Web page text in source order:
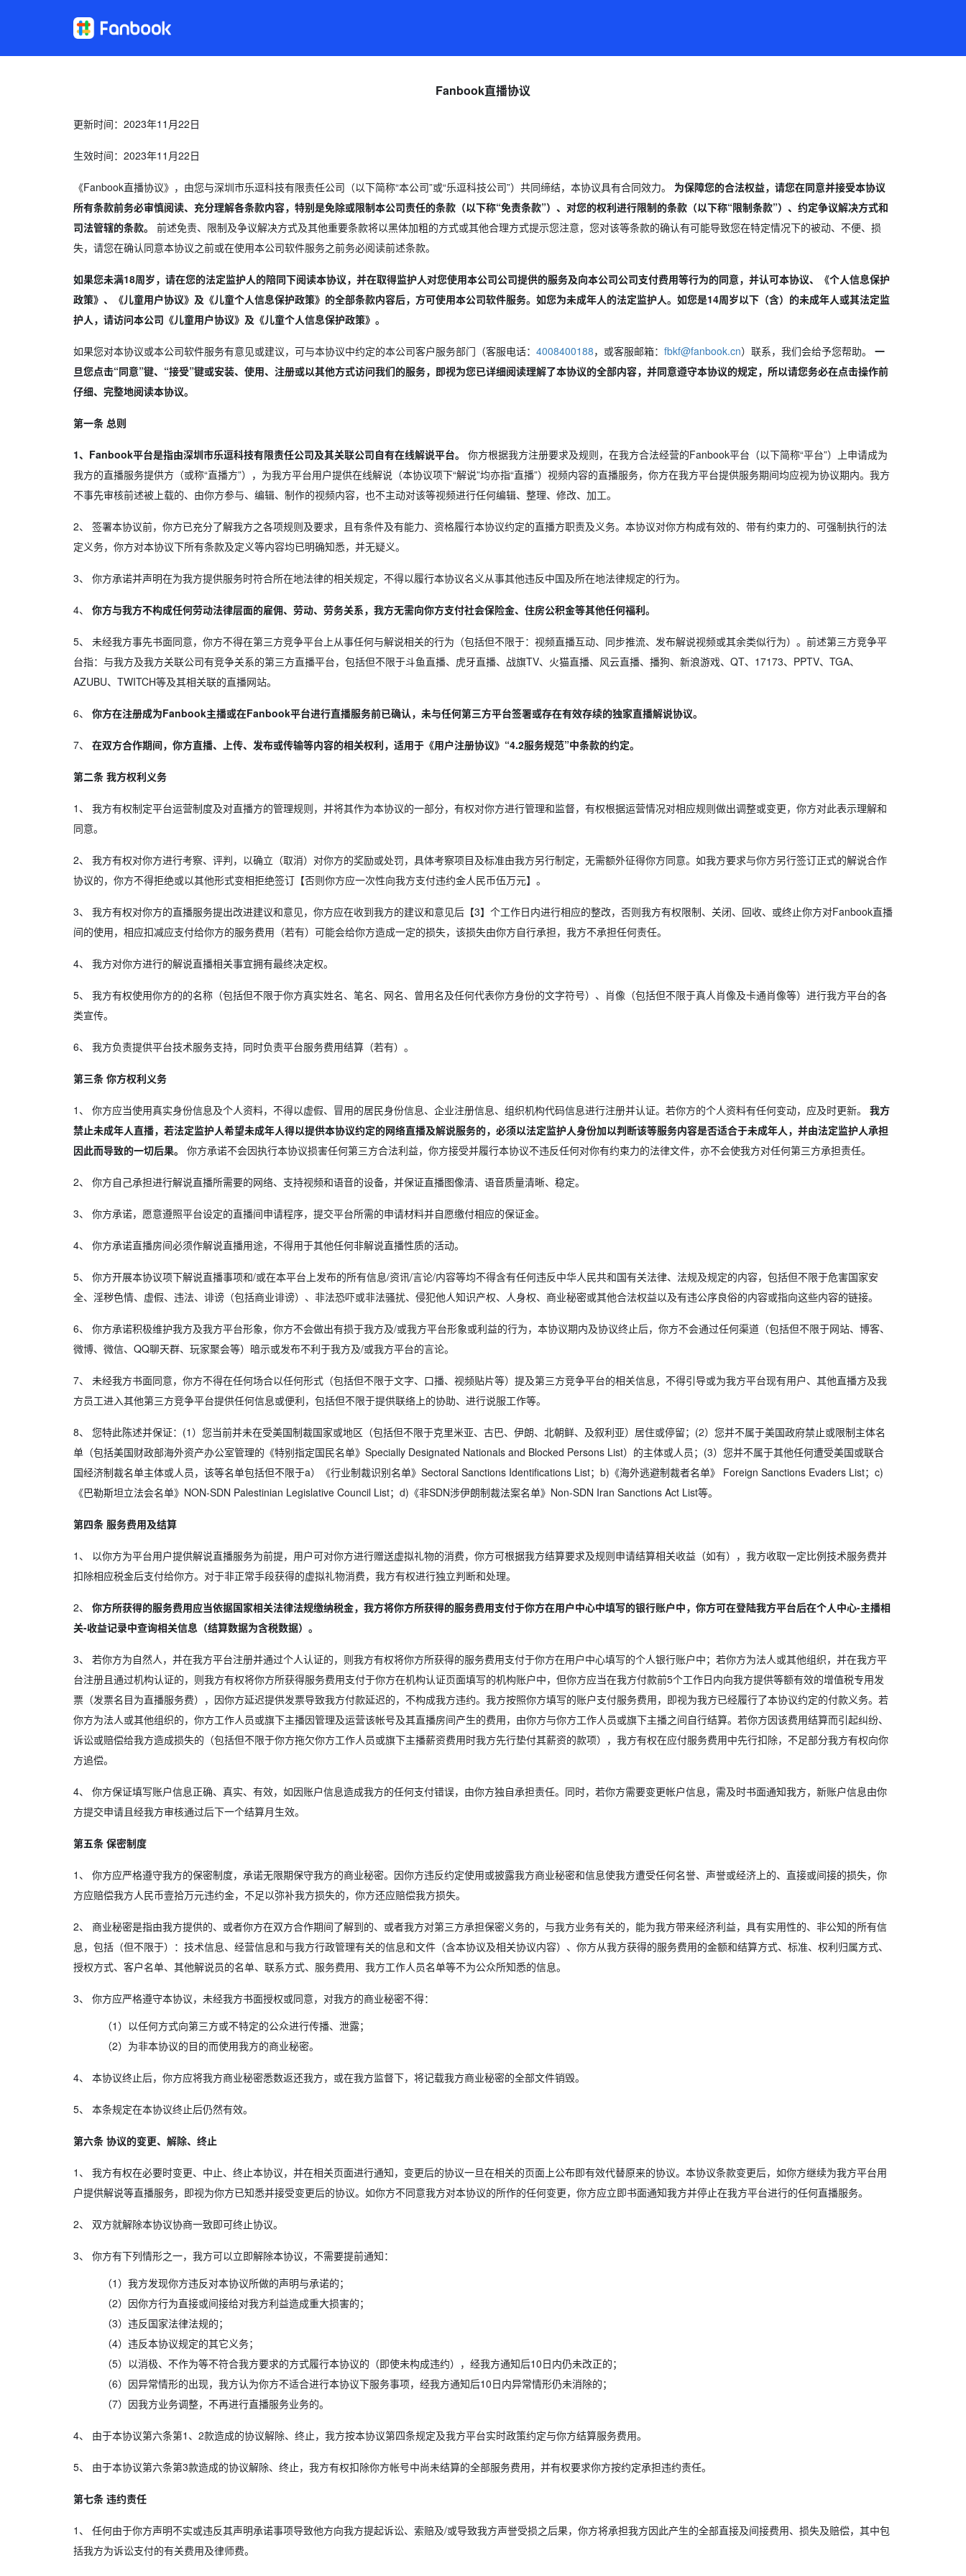
Fanbook直播协议
更新时间：2023年11月22日
生效时间：2023年11月22日
《Fanbook直播协议》，由您与深圳市乐逗科技有限责任公司（以下简称“本公司”或“乐逗科技公司”）共同缔结，本协议具有合同效力。 为保障您的合法权益，请您在同意并接受本协议
所有条款前务必审慎阅读、充分理解各条款内容，特别是免除或限制本公司责任的条款（以下称“免责条款”）、对您的权利进行限制的条款（以下称“限制条款”）、约定争议解决方式和
司法管辖的条款。
前述免责、限制及争议解决方式及其他重要条款将以黑体加粗的方式或其他合理方式提示您注意，您对该等条款的确认有可能导致您在特定情况下的被动、不便、损
失，请您在确认同意本协议之前或在使用本公司软件服务之前务必阅读前述条款。
如果您未满18周岁，请在您的法定监护人的陪同下阅读本协议，并在取得监护人对您使用本公司公司提供的服务及向本公司公司支付费用等行为的同意，并认可本协议、《个人信息保护
政策》、《儿童用户协议》及《儿童个人信息保护政策》的全部条款内容后，方可使用本公司软件服务。如您为未成年人的法定监护人。如您是14周岁以下（含）的未成年人或其法定监
护人，请访问本公司《儿童用户协议》及《儿童个人信息保护政策》。
如果您对本协议或本公司软件服务有意见或建议，可与本协议中约定的本公司客户服务部门（客服电话： 4008400188，或客服邮箱： fbkf@fanbook.cn）联系，我们会给予您帮助。 一
旦您点击“同意”键、“接受”键或安装、使用、注册或以其他方式访问我们的服务，即视为您已详细阅读理解了本协议的全部内容，并同意遵守本协议的规定，所以请您务必在点击操作前
仔细、完整地阅读本协议。
第一条 总则
1、Fanbook平台是指由深圳市乐逗科技有限责任公司及其关联公司自有在线解说平台。
你方根据我方注册要求及规则，在我方合法经营的Fanbook平台（以下简称“平台”）上申请成为
我方的直播服务提供方（或称“直播方”），为我方平台用户提供在线解说（本协议项下“解说”均亦指“直播”）视频内容的直播服务，你方在我方平台提供服务期间均应视为协议期内。我方
不事先审核前述被上载的、由你方参与、编辑、制作的视频内容，也不主动对该等视频进行任何编辑、整理、修改、加工。
2、
签署本协议前，你方已充分了解我方之各项规则及要求，且有条件及有能力、资格履行本协议约定的直播方职责及义务。本协议对你方构成有效的、带有约束力的、可强制执行的法
定义务，你方对本协议下所有条款及定义等内容均已明确知悉，并无疑义。
3、 你方承诺并声明在为我方提供服务时符合所在地法律的相关规定，不得以履行本协议名义从事其他违反中国及所在地法律规定的行为。
4、 你方与我方不构成任何劳动法律层面的雇佣、劳动、劳务关系，我方无需向你方支付社会保险金、住房公积金等其他任何福利。
5、
未经我方事先书面同意，你方不得在第三方竞争平台上从事任何与解说相关的行为（包括但不限于：视频直播互动、同步推流、发布解说视频或其余类似行为）。前述第三方竞争平
台指：与我方及我方关联公司有竞争关系的第三方直播平台，包括但不限于斗鱼直播、虎牙直播、战旗TV、火猫直播、风云直播、播狗、新浪游戏、QT、17173、PPTV、TGA、
AZUBU、TWITCH等及其相关联的直播网站。
6、 你方在注册成为Fanbook主播或在Fanbook平台进行直播服务前已确认，未与任何第三方平台签署或存在有效存续的独家直播解说协议。
7、 在双方合作期间，你方直播、上传、发布或传输等内容的相关权利，适用于《用户注册协议》“4.2服务规范”中条款的约定。
第二条 我方权利义务
1、
我方有权制定平台运营制度及对直播方的管理规则，并将其作为本协议的一部分，有权对你方进行管理和监督，有权根据运营情况对相应规则做出调整或变更，你方对此表示理解和
同意。
2、
我方有权对你方进行考察、评判，以确立（取消）对你方的奖励或处罚，具体考察项目及标准由我方另行制定，无需额外征得你方同意。如我方要求与你方另行签订正式的解说合作
协议的，你方不得拒绝或以其他形式变相拒绝签订【否则你方应一次性向我方支付违约金人民币伍万元】。
3、
我方有权对你方的直播服务提出改进建议和意见，你方应在收到我方的建议和意见后【3】个工作日内进行相应的整改，否则我方有权限制、关闭、回收、或终止你方对Fanbook直播
间的使用，相应扣减应支付给你方的服务费用（若有）可能会给你方造成一定的损失，该损失由你方自行承担，我方不承担任何责任。
4、 我方对你方进行的解说直播相关事宜拥有最终决定权。
5、
我方有权使用你方的的名称（包括但不限于你方真实姓名、笔名、网名、曾用名及任何代表你方身份的文字符号）、肖像（包括但不限于真人肖像及卡通肖像等）进行我方平台的各
类宣传。
6、 我方负责提供平台技术服务支持，同时负责平台服务费用结算（若有）。
第三条 你方权利义务
1、 你方应当使用真实身份信息及个人资料，不得以虚假、冒用的居民身份信息、企业注册信息、组织机构代码信息进行注册并认证。若你方的个人资料有任何变动，应及时更新。 我方
禁止未成年人直播，若法定监护人希望未成年人得以提供本协议约定的网络直播及解说服务的，必须以法定监护人身份加以判断该等服务内容是否适合于未成年人，并由法定监护人承担
因此而导致的一切后果。
你方承诺不会因执行本协议损害任何第三方合法利益，你方接受并履行本协议不违反任何对你有约束力的法律文件，亦不会使我方对任何第三方承担责任。
2、 你方自己承担进行解说直播所需要的网络、支持视频和语音的设备，并保证直播图像清、语音质量清晰、稳定。
3、 你方承诺，愿意遵照平台设定的直播间申请程序，提交平台所需的申请材料并自愿缴付相应的保证金。
4、 你方承诺直播房间必须作解说直播用途，不得用于其他任何非解说直播性质的活动。
5、
你方开展本协议项下解说直播事项和/或在本平台上发布的所有信息/资讯/言论/内容等均不得含有任何违反中华人民共和国有关法律、法规及规定的内容，包括但不限于危害国家安
全、淫秽色情、虚假、违法、诽谤（包括商业诽谤）、非法恐吓或非法骚扰、侵犯他人知识产权、人身权、商业秘密或其他合法权益以及有违公序良俗的内容或指向这些内容的链接。
6、
你方承诺积极维护我方及我方平台形象，你方不会做出有损于我方及/或我方平台形象或利益的行为，本协议期内及协议终止后，你方不会通过任何渠道（包括但不限于网站、博客、
微博、微信、QQ聊天群、玩家聚会等）暗示或发布不利于我方及/或我方平台的言论。
7、
未经我方书面同意，你方不得在任何场合以任何形式（包括但不限于文字、口播、视频贴片等）提及第三方竞争平台的相关信息，不得引导或为我方平台现有用户、其他直播方及我
方员工进入其他第三方竞争平台提供任何信息或便利，包括但不限于提供联络上的协助、进行说服工作等。
8、
您特此陈述并保证：(1）您当前并未在受美国制裁国家或地区（包括但不限于克里米亚、古巴、伊朗、北朝鲜、及叙利亚）居住或停留；(2）您并不属于美国政府禁止或限制主体名
单（包括美国财政部海外资产办公室管理的《特别指定国民名单》Specially Designated Nationals and Blocked Persons List）的主体或人员；(3）您并不属于其他任何遭受美国或联合
国经济制裁名单主体或人员，该等名单包括但不限于a）《行业制裁识别名单》Sectoral Sanctions Identifications List；b)《海外逃避制裁者名单》 Foreign Sanctions Evaders List；c)
《巴勒斯坦立法会名单》NON-SDN Palestinian Legislative Council List；d)《非SDN涉伊朗制裁法案名单》Non-SDN Iran Sanctions Act List等。
第四条 服务费用及结算
1、
以你方为平台用户提供解说直播服务为前提，用户可对你方进行赠送虚拟礼物的消费，你方可根据我方结算要求及规则申请结算相关收益（如有），我方收取一定比例技术服务费并
扣除相应税金后支付给你方。对于非正常手段获得的虚拟礼物消费，我方有权进行独立判断和处理。
2、
你方所获得的服务费用应当依据国家相关法律法规缴纳税金，我方将你方所获得的服务费用支付于你方在用户中心中填写的银行账户中，你方可在登陆我方平台后在个人中心-主播相
关-收益记录中查询相关信息（结算数据为含税数据）。
3、
若你方为自然人，并在我方平台注册并通过个人认证的，则我方有权将你方所获得的服务费用支付于你方在用户中心填写的个人银行账户中；若你方为法人或其他组织，并在我方平
台注册且通过机构认证的，则我方有权将你方所获得服务费用支付于你方在机构认证页面填写的机构账户中，但你方应当在我方付款前5个工作日内向我方提供等额有效的增值税专用发
票（发票名目为直播服务费），因你方延迟提供发票导致我方付款延迟的，不构成我方违约。我方按照你方填写的账户支付服务费用，即视为我方已经履行了本协议约定的付款义务。若
你方为法人或其他组织的，你方工作人员或旗下主播因管理及运营该帐号及其直播房间产生的费用，由你方与你方工作人员或旗下主播之间自行结算。若你方因该费用结算而引起纠纷、
诉讼或赔偿给我方造成损失的（包括但不限于你方拖欠你方工作人员或旗下主播薪资费用时我方先行垫付其薪资的款项），我方有权在应付服务费用中先行扣除，不足部分我方有权向你
方追偿。
4、
你方保证填写账户信息正确、真实、有效，如因账户信息造成我方的任何支付错误，由你方独自承担责任。同时，若你方需要变更帐户信息，需及时书面通知我方，新账户信息由你
方提交申请且经我方审核通过后下一个结算月生效。
第五条 保密制度
1、
你方应严格遵守我方的保密制度，承诺无限期保守我方的商业秘密。因你方违反约定使用或披露我方商业秘密和信息使我方遭受任何名誉、声誉或经济上的、直接或间接的损失，你
方应赔偿我方人民币壹拾万元违约金，不足以弥补我方损失的，你方还应赔偿我方损失。
2、
商业秘密是指由我方提供的、或者你方在双方合作期间了解到的、或者我方对第三方承担保密义务的，与我方业务有关的，能为我方带来经济利益，具有实用性的、非公知的所有信
息，包括（但不限于）：技术信息、经营信息和与我方行政管理有关的信息和文件（含本协议及相关协议内容）、你方从我方获得的服务费用的金额和结算方式、标准、权利归属方式、
授权方式、客户名单、其他解说员的名单、联系方式、服务费用、我方工作人员名单等不为公众所知悉的信息。
3、
你方应严格遵守本协议，未经我方书面授权或同意，对我方的商业秘密不得：
（1）以任何方式向第三方或不特定的公众进行传播、泄露；
（2）为非本协议的目的而使用我方的商业秘密。
4、 本协议终止后，你方应将我方商业秘密悉数返还我方，或在我方监督下，将记载我方商业秘密的全部文件销毁。
5、 本条规定在本协议终止后仍然有效。
第六条 协议的变更、解除、终止
1、
我方有权在必要时变更、中止、终止本协议，并在相关页面进行通知，变更后的协议一旦在相关的页面上公布即有效代替原来的协议。本协议条款变更后，如你方继续为我方平台用
户提供解说等直播服务，即视为你方已知悉并接受变更后的协议。如你方不同意我方对本协议的所作的任何变更，你方应立即书面通知我方并停止在我方平台进行的任何直播服务。
2、 双方就解除本协议协商一致即可终止协议。
3、
你方有下列情形之一，我方可以立即解除本协议，不需要提前通知：
（1）我方发现你方违反对本协议所做的声明与承诺的；
（2）因你方行为直接或间接给对我方利益造成重大损害的；
（3）违反国家法律法规的；
（4）违反本协议规定的其它义务；
（5）以消极、不作为等不符合我方要求的方式履行本协议的（即使未构成违约），经我方通知后10日内仍未改正的；
（6）因异常情形的出现，我方认为你方不适合进行本协议下服务事项，经我方通知后10日内异常情形仍未消除的；
（7）因我方业务调整，不再进行直播服务业务的。
4、 由于本协议第六条第1、2款造成的协议解除、终止，我方按本协议第四条规定及我方平台实时政策约定与你方结算服务费用。
5、 由于本协议第六条第3款造成的协议解除、终止，我方有权扣除你方帐号中尚未结算的全部服务费用，并有权要求你方按约定承担违约责任。
第七条 违约责任
1、
任何由于你方声明不实或违反其声明承诺事项导致他方向我方提起诉讼、索赔及/或导致我方声誉受损之后果，你方将承担我方因此产生的全部直接及间接费用、损失及赔偿，其中包
括我方为诉讼支付的有关费用及律师费。